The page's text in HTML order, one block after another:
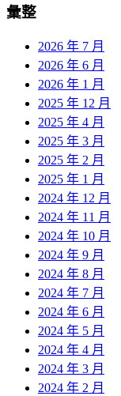
彙整
2026 年 7 月
2026 年 6 月
2026 年 1 月
2025 年 12 月
2025 年 4 月
2025 年 3 月
2025 年 2 月
2025 年 1 月
2024 年 12 月
2024 年 11 月
2024 年 10 月
2024 年 9 月
2024 年 8 月
2024 年 7 月
2024 年 6 月
2024 年 5 月
2024 年 4 月
2024 年 3 月
2024 年 2 月